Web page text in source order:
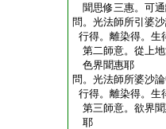
聞思修三惠。可
問。光法師所引婆
行得。離染得。生
第二師意。從上
色界聞惠耶
問。光法師所婆沙
行得。離染得。生
第三師意。欲界
耶